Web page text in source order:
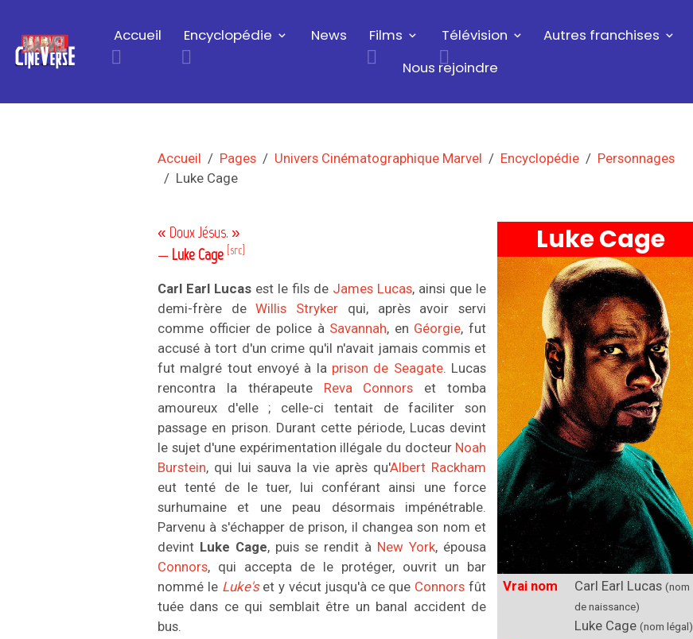
Accueil Encyclopédie News Films Télévision Autres franchises
Nous rejoindre
Accueil Pages Univers Cinématographique Marvel Encyclopédie
Personnages
Luke Cage
Luke Cage
Vrai nom Carl Earl Lucas (nom
de naissance)
Luke Cage (nom légal)
« Doux Jésus. »
— Luke Cage [src]
Carl Earl Lucas est le fils de James Lucas, ainsi que le
demi-frère deWillis Stryker qui, après avoir servi
comme officier de police à Savannah, en Géorgie, fut
accusé à tort d'un crime qu'il n'avait jamais commis et
fut malgré tout envoyé à la prison de Seagate. Lucas
rencontra la thérapeute Reva Connors et tomba
amoureux d'elle ; celle-ci tentait de faciliter son
passage en prison. Durant cette période, Lucas devint
le sujet d'une expérimentation illégale du docteur Noah
Burstein, qui lui sauva la vie après qu'Albert Rackham
eut tenté de le tuer, lui conférant ainsi une force
surhumaine et une peau désormais impénétrable.
Parvenu à s'échapper de prison, il changea son nom et
devint Luke Cage, puis se rendit à New York, épousa
Connors, qui accepta de le protéger, ouvrit un bar
nommé le Luke'set y vécut jusqu'à ce que Connors fût
tuée dans ce qui semblait être un banal accident de
bus.